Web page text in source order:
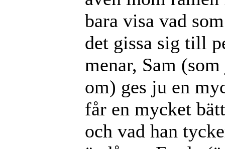
bara visa vad
det gissa sig till
menar, Sam
om) ges ju en
får en mycket
och vad han